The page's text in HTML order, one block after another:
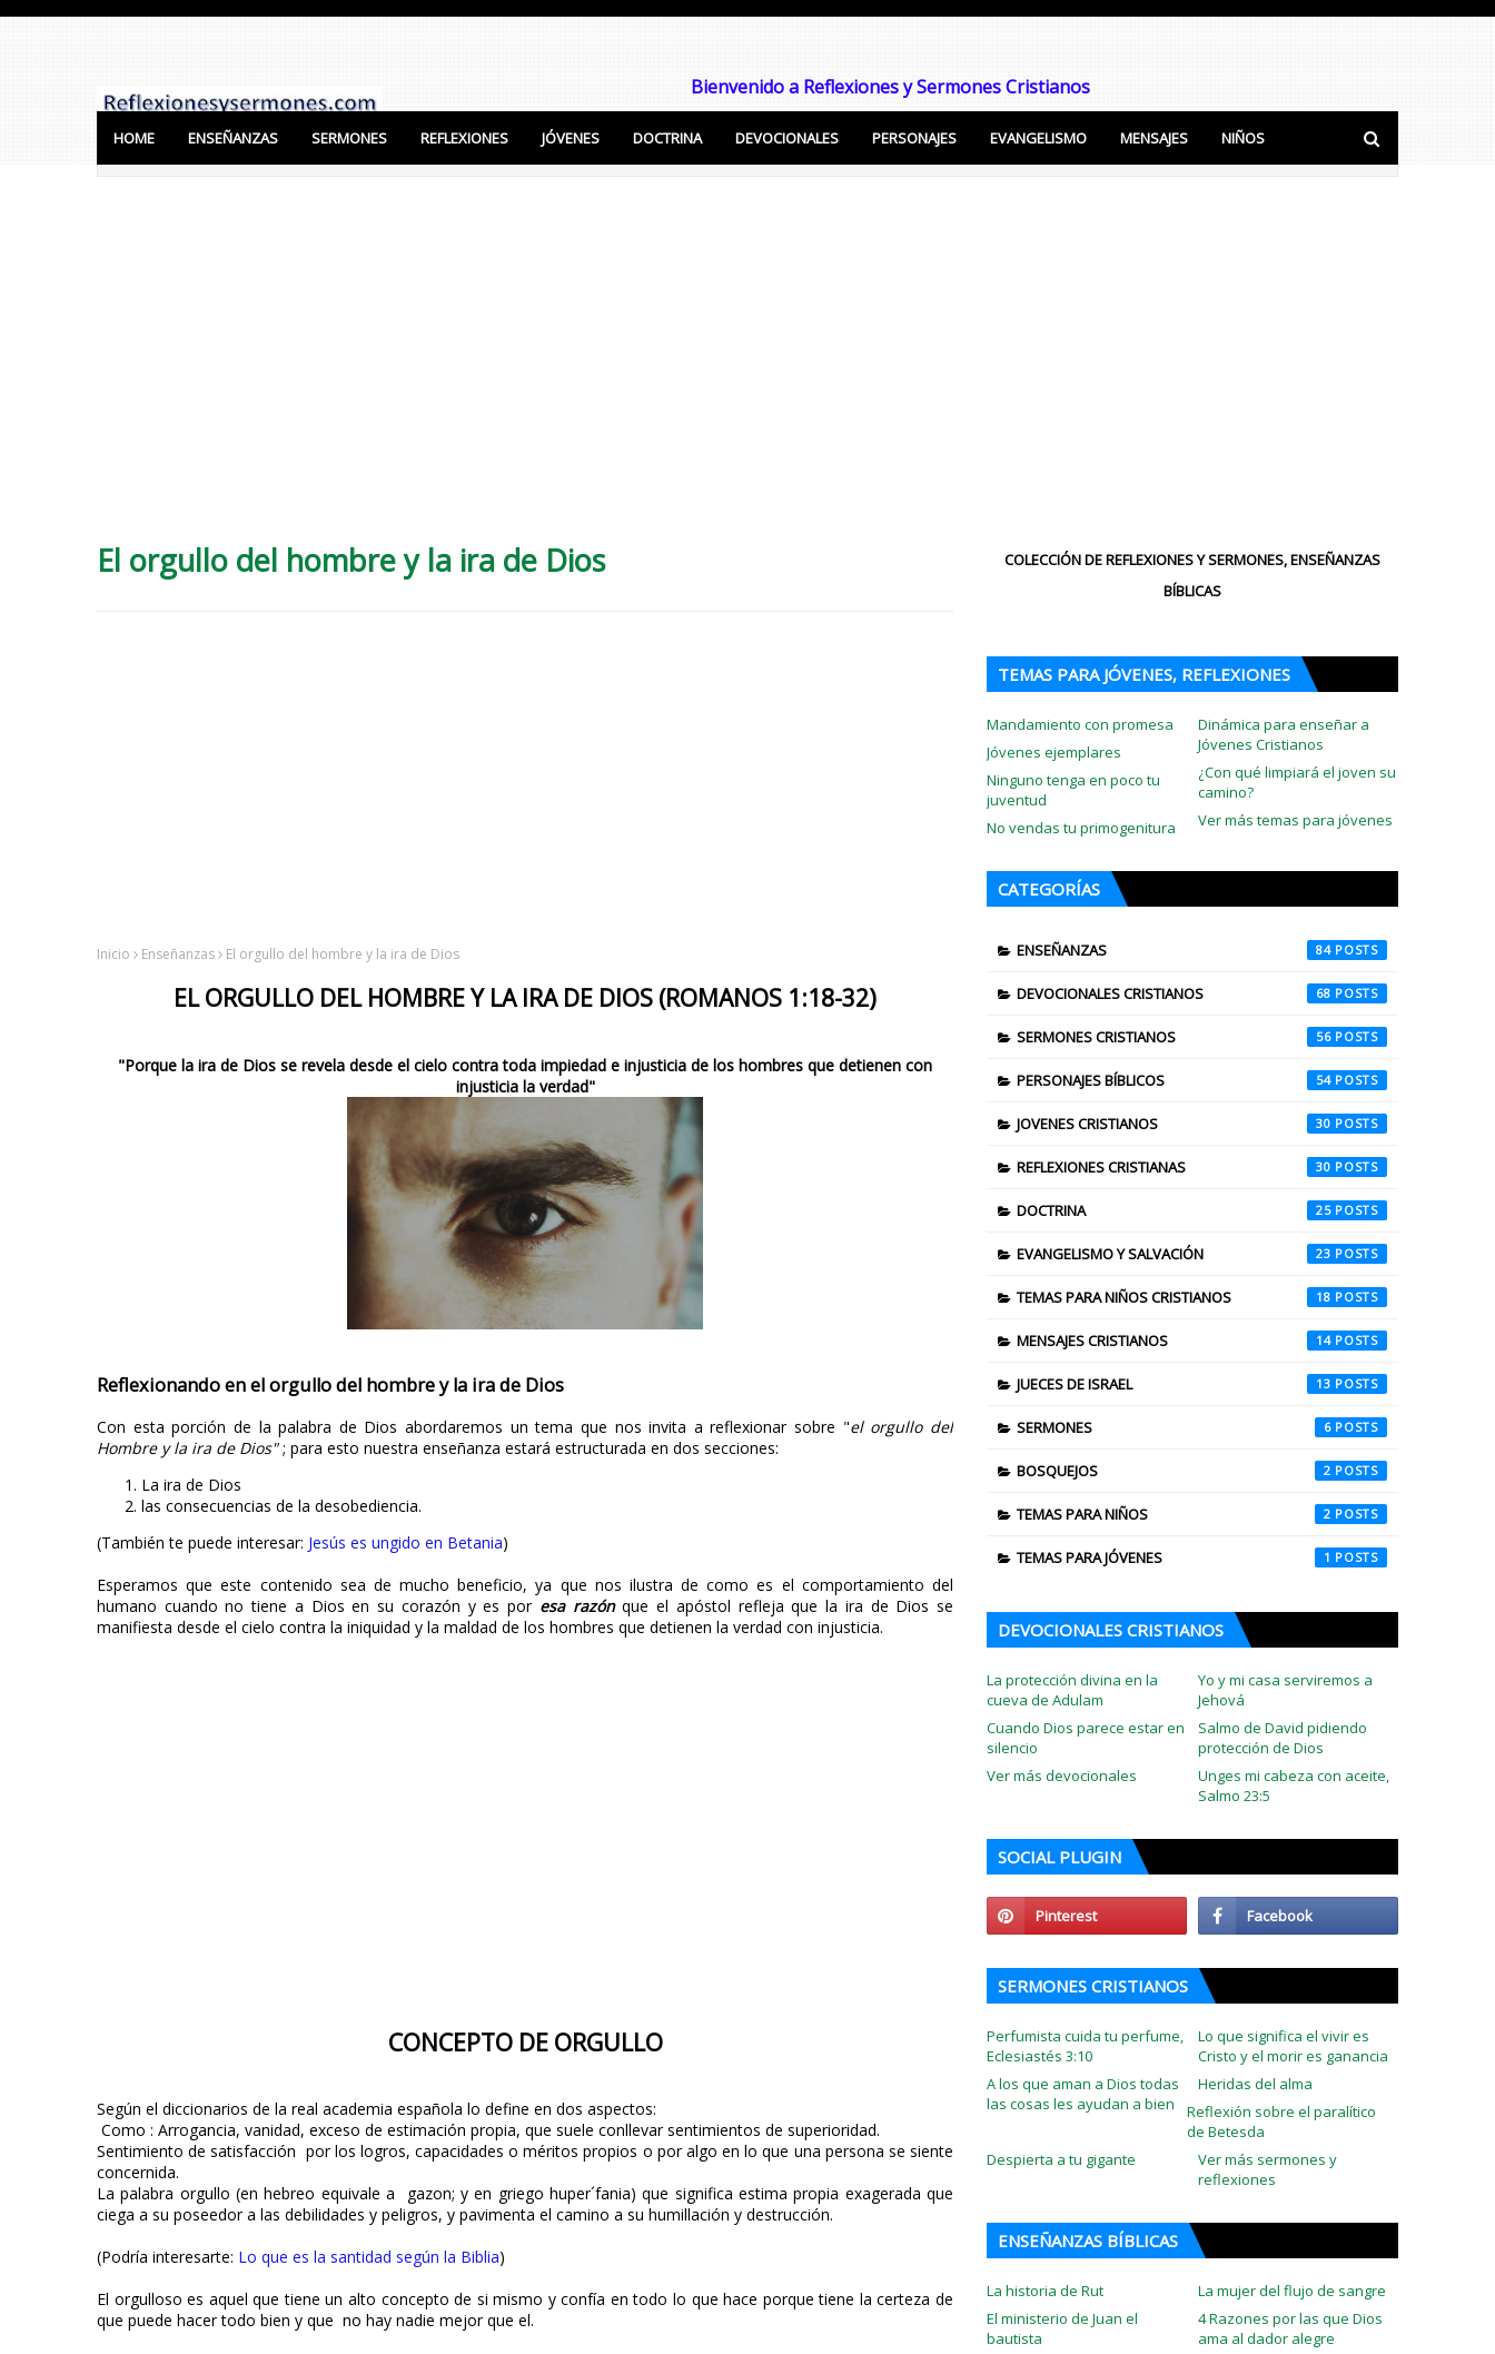
Bienvenido a Reflexiones y Sermones Cristianos
Enseñanzas Cristianas, Sermones, Temas Bíblicos para predicar y Enseñar
HOME ENSEÑANZAS SERMONES REFLEXIONES JÓVENES DOCTRINA DEVOCIONALES PERSONAJES EVANGELISMO MENSAJES NIÑOS
El orgullo del hombre y la ira de Dios
Inicio Enseñanzas El orgullo del hombre y la ira de Dios
EL ORGULLO DEL HOMBRE Y LA IRA DE DIOS (ROMANOS 1:18-32)
"Porque la ira de Dios se revela desde el cielo contra toda impiedad e injusticia de los hombres que detienen con
injusticia la verdad"
Reflexionando en el orgullo del hombre y la ira de Dios
Con esta porción de la palabra de Dios abordaremos un tema que nos invita a reflexionar sobre "el orgullo del
Hombre y la ira de Dios"; para esto nuestra enseñanza estará estructurada en dos secciones:
La ira de Dios
las consecuencias de la desobediencia.
(También te puede interesar: Jesús es ungido en Betania)
Esperamos que este contenido sea de mucho beneficio, ya que nos ilustra de como es el comportamiento del
humano cuando no tiene a Dios en su corazón y es por esa razónque el apóstol refleja que la ira de Dios se
manifiesta desde el cielo contra la iniquidad y la maldad de los hombres que detienen la verdad con injusticia.
CONCEPTO DE ORGULLO
Según el diccionarios de la real academia española lo define en dos aspectos:
Como : Arrogancia, vanidad, exceso de estimación propia, que suele conllevar sentimientos de superioridad.
Sentimiento de satisfacción por los logros, capacidades o méritos propios o por algo en lo que una persona se siente
concernida.
La palabra orgullo (en hebreo equivale a gazon; y en griego huper´fania) que significa estima propia exagerada que
ciega a su poseedor a las debilidades y peligros, y pavimenta el camino a su humillación y destrucción.
(Podría interesarte: Lo que es la santidad según la Biblia)
El orgulloso es aquel que tiene un alto concepto de si mismo y confía en todo lo que hace porque tiene la certeza de
que puede hacer todo bien y que no hay nadie mejor que el.
COLECCIÓN DE REFLEXIONES Y SERMONES, ENSEÑANZAS
BÍBLICAS
TEMAS PARA JÓVENES, REFLEXIONES
Mandamiento con promesa
Dinámica para enseñar a
Jóvenes Cristianos
Jóvenes ejemplares
¿Con qué limpiará el joven su
camino?
Ninguno tenga en poco tu
juventud
Ver más temas para jóvenes
No vendas tu primogenitura
CATEGORÍAS
ENSEÑANZAS 84
DEVOCIONALES CRISTIANOS 68
SERMONES CRISTIANOS 56
PERSONAJES BÍBLICOS 54
JOVENES CRISTIANOS 30
REFLEXIONES CRISTIANAS 30
DOCTRINA 25
EVANGELISMO Y SALVACIÓN 23
TEMAS PARA NIÑOS CRISTIANOS 18
MENSAJES CRISTIANOS 14
JUECES DE ISRAEL 13
SERMONES 6
BOSQUEJOS 2
TEMAS PARA NIÑOS 2
TEMAS PARA JÓVENES 1
DEVOCIONALES CRISTIANOS
La protección divina en la
cueva de Adulam
Yo y mi casa serviremos a
Jehová
Cuando Dios parece estar en
silencio
Salmo de David pidiendo
protección de Dios
Ver más devocionales
Unges mi cabeza con aceite,
Salmo 23:5
SOCIAL PLUGIN
SERMONES CRISTIANOS
Perfumista cuida tu perfume,
Eclesiastés 3:10
Lo que significa el vivir es
Cristo y el morir es ganancia
A los que aman a Dios todas
las cosas les ayudan a bien
Heridas del alma
Reflexión sobre el paralítico
de Betesda
Ver más sermones y
reflexiones
Despierta a tu gigante
ENSEÑANZAS BÍBLICAS
La historia de Rut
La mujer del flujo de sangre
El ministerio de Juan el
bautista
4 Razones por las que Dios
ama al dador alegre